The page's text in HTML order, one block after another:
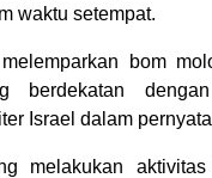
waktu setempat.
bom
berdekatan dengan
Israel dalam
melakukan